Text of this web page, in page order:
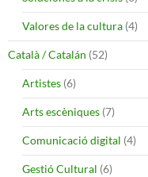
Valores de la cultura (4)
Català / Catalán (52)
Artistes (6)
Arts escèniques (7)
Comunicació digital (4)
Gestió Cultural (6)